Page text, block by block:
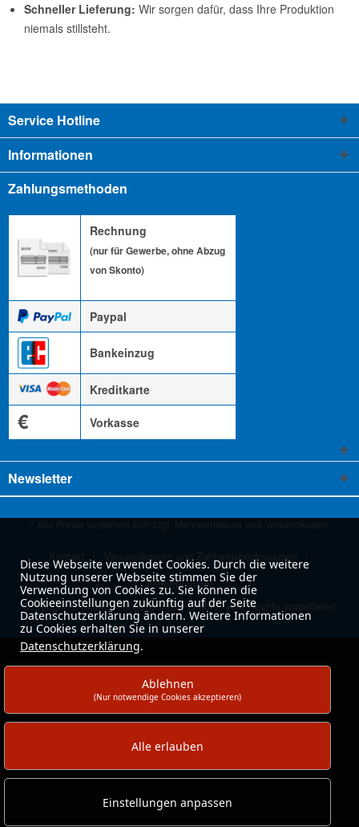
Schneller Lieferung: Wir sorgen dafür, dass Ihre Produktion
niemals stillsteht.
Service Hotline
Informationen
Zahlungsmethoden
Rechnung
(nur für Gewerbe, ohne Abzug
von Skonto)
Paypal
Bankeinzug
Kreditkarte
€ Vorkasse
Newsletter
* Alle Preise verstehen sich zzgl. Mehrwertsteuer und Versandkosten
Kontakt
Versandkosten und Zahlungsbedingungen
Widerrufsrecht
Copyright © moog & langenscheidt GmbH - Alle Rechte vorbehalten
Diese Webseite verwendet Cookies. Durch die weitere
Nutzung unserer Webseite stimmen Sie der
Verwendung von Cookies zu. Sie können die
Cookieeinstellungen zukünftig auf der Seite
Datenschutzerklärung ändern. Weitere Informationen
zu Cookies erhalten Sie in unserer
Datenschutzerklärung.
Ablehnen
(Nur notwendige Cookies akzeptieren)
Alle erlauben
Einstellungen anpassen